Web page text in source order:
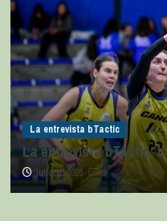
La entrevista bTactic
La entrevista bTactic:
julio 11, 2026 0